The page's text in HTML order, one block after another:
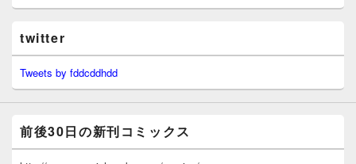
twitter
Tweets by fddcddhdd
前後30日の新刊コミックス